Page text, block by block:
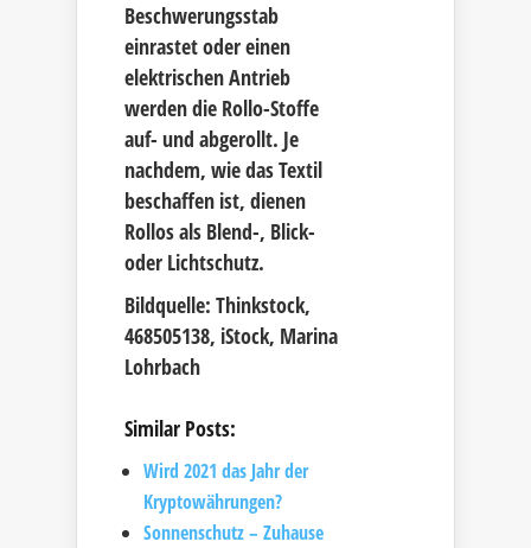
Beschwerungsstab
einrastet oder einen
elektrischen Antrieb
werden die Rollo-Stoffe
auf- und abgerollt. Je
nachdem, wie das Textil
beschaffen ist, dienen
Rollos als Blend-, Blick-
oder Lichtschutz.
Bildquelle: Thinkstock,
468505138, iStock, Marina
Lohrbach
Similar Posts:
Wird 2021 das Jahr der
Kryptowährungen?
Sonnenschutz – Zuhause